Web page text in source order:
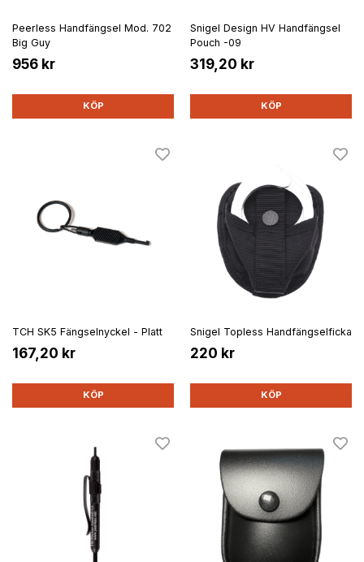
Peerless Handfängsel Mod. 702
Big Guy
956 kr
KÖP
Snigel Design HV Handfängsel
Pouch -09
319,20 kr
KÖP
TCH SK5 Fängselnyckel - Platt
167,20 kr
KÖP
Snigel Topless Handfängselficka
220 kr
KÖP